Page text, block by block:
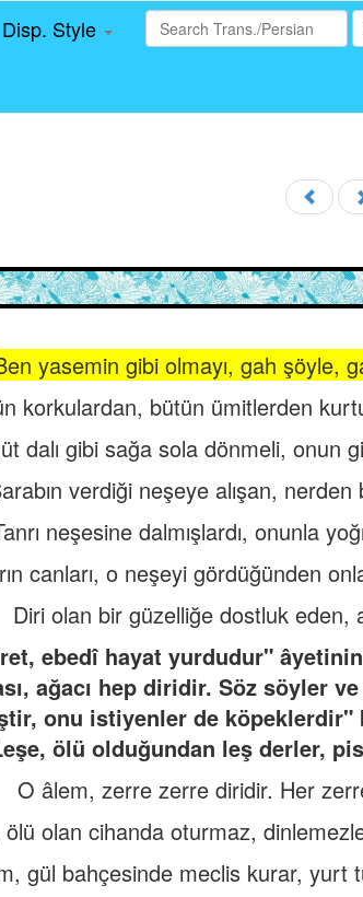
Disp. Style
yasemin gibi olmayı, gah şöyle,
korkulardan, bütün ümitlerden
dalı gibi sağa sola dönmeli, onun
verdiği neşeye alışan,
neşesine dalmışlardı, onunla
canları, o neşeyi gördüğünden
Diri olan bir güzelliğe dostluk eden,
ebedî hayat yurdudur"
ağacı hep diridir. Söz söyler
onu istiyenler de
ölü olduğundan leş derler,
O âlem, zerre zerre diridir. Her
olan cihanda oturmaz,
gül bahçesinde meclis kurar, yurt